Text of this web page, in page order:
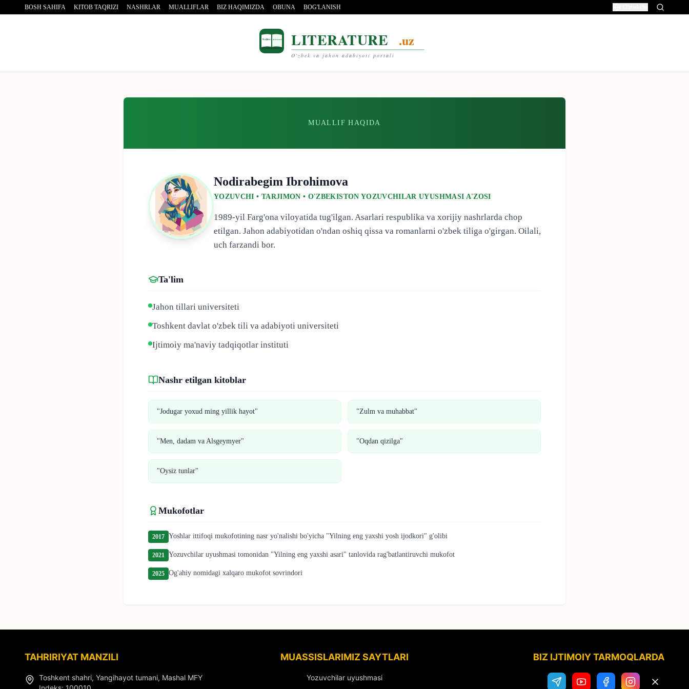
BOSH SAHIFA KITOB TAQRIZI NASHRLAR MUALLIFLAR BIZ HAQIMIZDA OBUNA BOG'LANISH
Кафка Достоевский LITERATURE .uz
O'zbek va jahon adabiyoti portali
MUALLIF HAQIDA
Nodirabegim Ibrohimova
YOZUVCHI • TARJIMON • O'ZBEKISTON YOZUVCHILAR UYUSHMASI A'ZOSI
1989-yil Farg'ona viloyatida tug'ilgan. Asarlari respublika va xorijiy nashrlarda chop
etilgan. Jahon adabiyotidan o'ndan oshiq qissa va romanlarni o'zbek tiliga o'girgan. Oilali,
uch farzandi bor.
Ta'lim
Jahon tillari universiteti
Toshkent davlat o'zbek tili va adabiyoti universiteti
Ijtimoiy ma'naviy tadqiqotlar instituti
Nashr etilgan kitoblar
"Jodugar yoxud ming yillik hayot" "Zulm va muhabbat"
"Men, dadam va Alsgeymyer" "Oqdan qizilga"
"Oysiz tunlar"
Mukofotlar
2017 Yoshlar ittifoqi mukofotining nasr yo'nalishi bo'yicha "Yilning eng yaxshi yosh ijodkori" g'olibi
2021 Yozuvchilar uyushmasi tomonidan "Yilning eng yaxshi asari" tanlovida rag'batlantiruvchi mukofot
2025 Og'ahiy nomidagi xalqaro mukofot sovrindori
TAHRIRIYAT MANZILI
Toshkent shahri, Yangihayot tumani, Mashal MFY
MUASSISLARIMIZ SAYTLARI
Yozuvchilar uyushmasi
BIZ IJTIMOIY TARMOQLARDA